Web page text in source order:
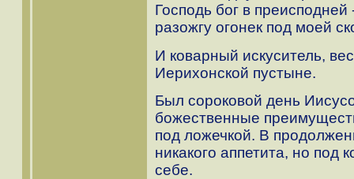
Господь бог в
разожгу огонек под моей
И коварный искуситель,
Иерихонской пустыне.
Был сороковой день
божественные
под ложечкой. В
никакого аппетита, но под
себе.